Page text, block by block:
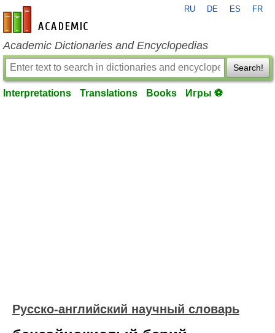
en-academic.com
RU DE ES FR
Academic Dictionaries and Encyclopedias
Search!
Interpretations Translations Books Игры ⚽
Русско-английский научный словарь